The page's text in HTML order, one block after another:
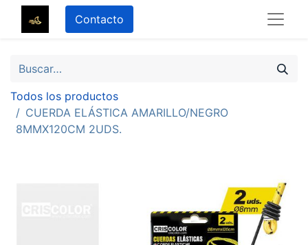
Contacto
Todos los productos
CUERDA ELÁSTICA AMARILLO/NEGRO
8MMX120CM 2UDS.